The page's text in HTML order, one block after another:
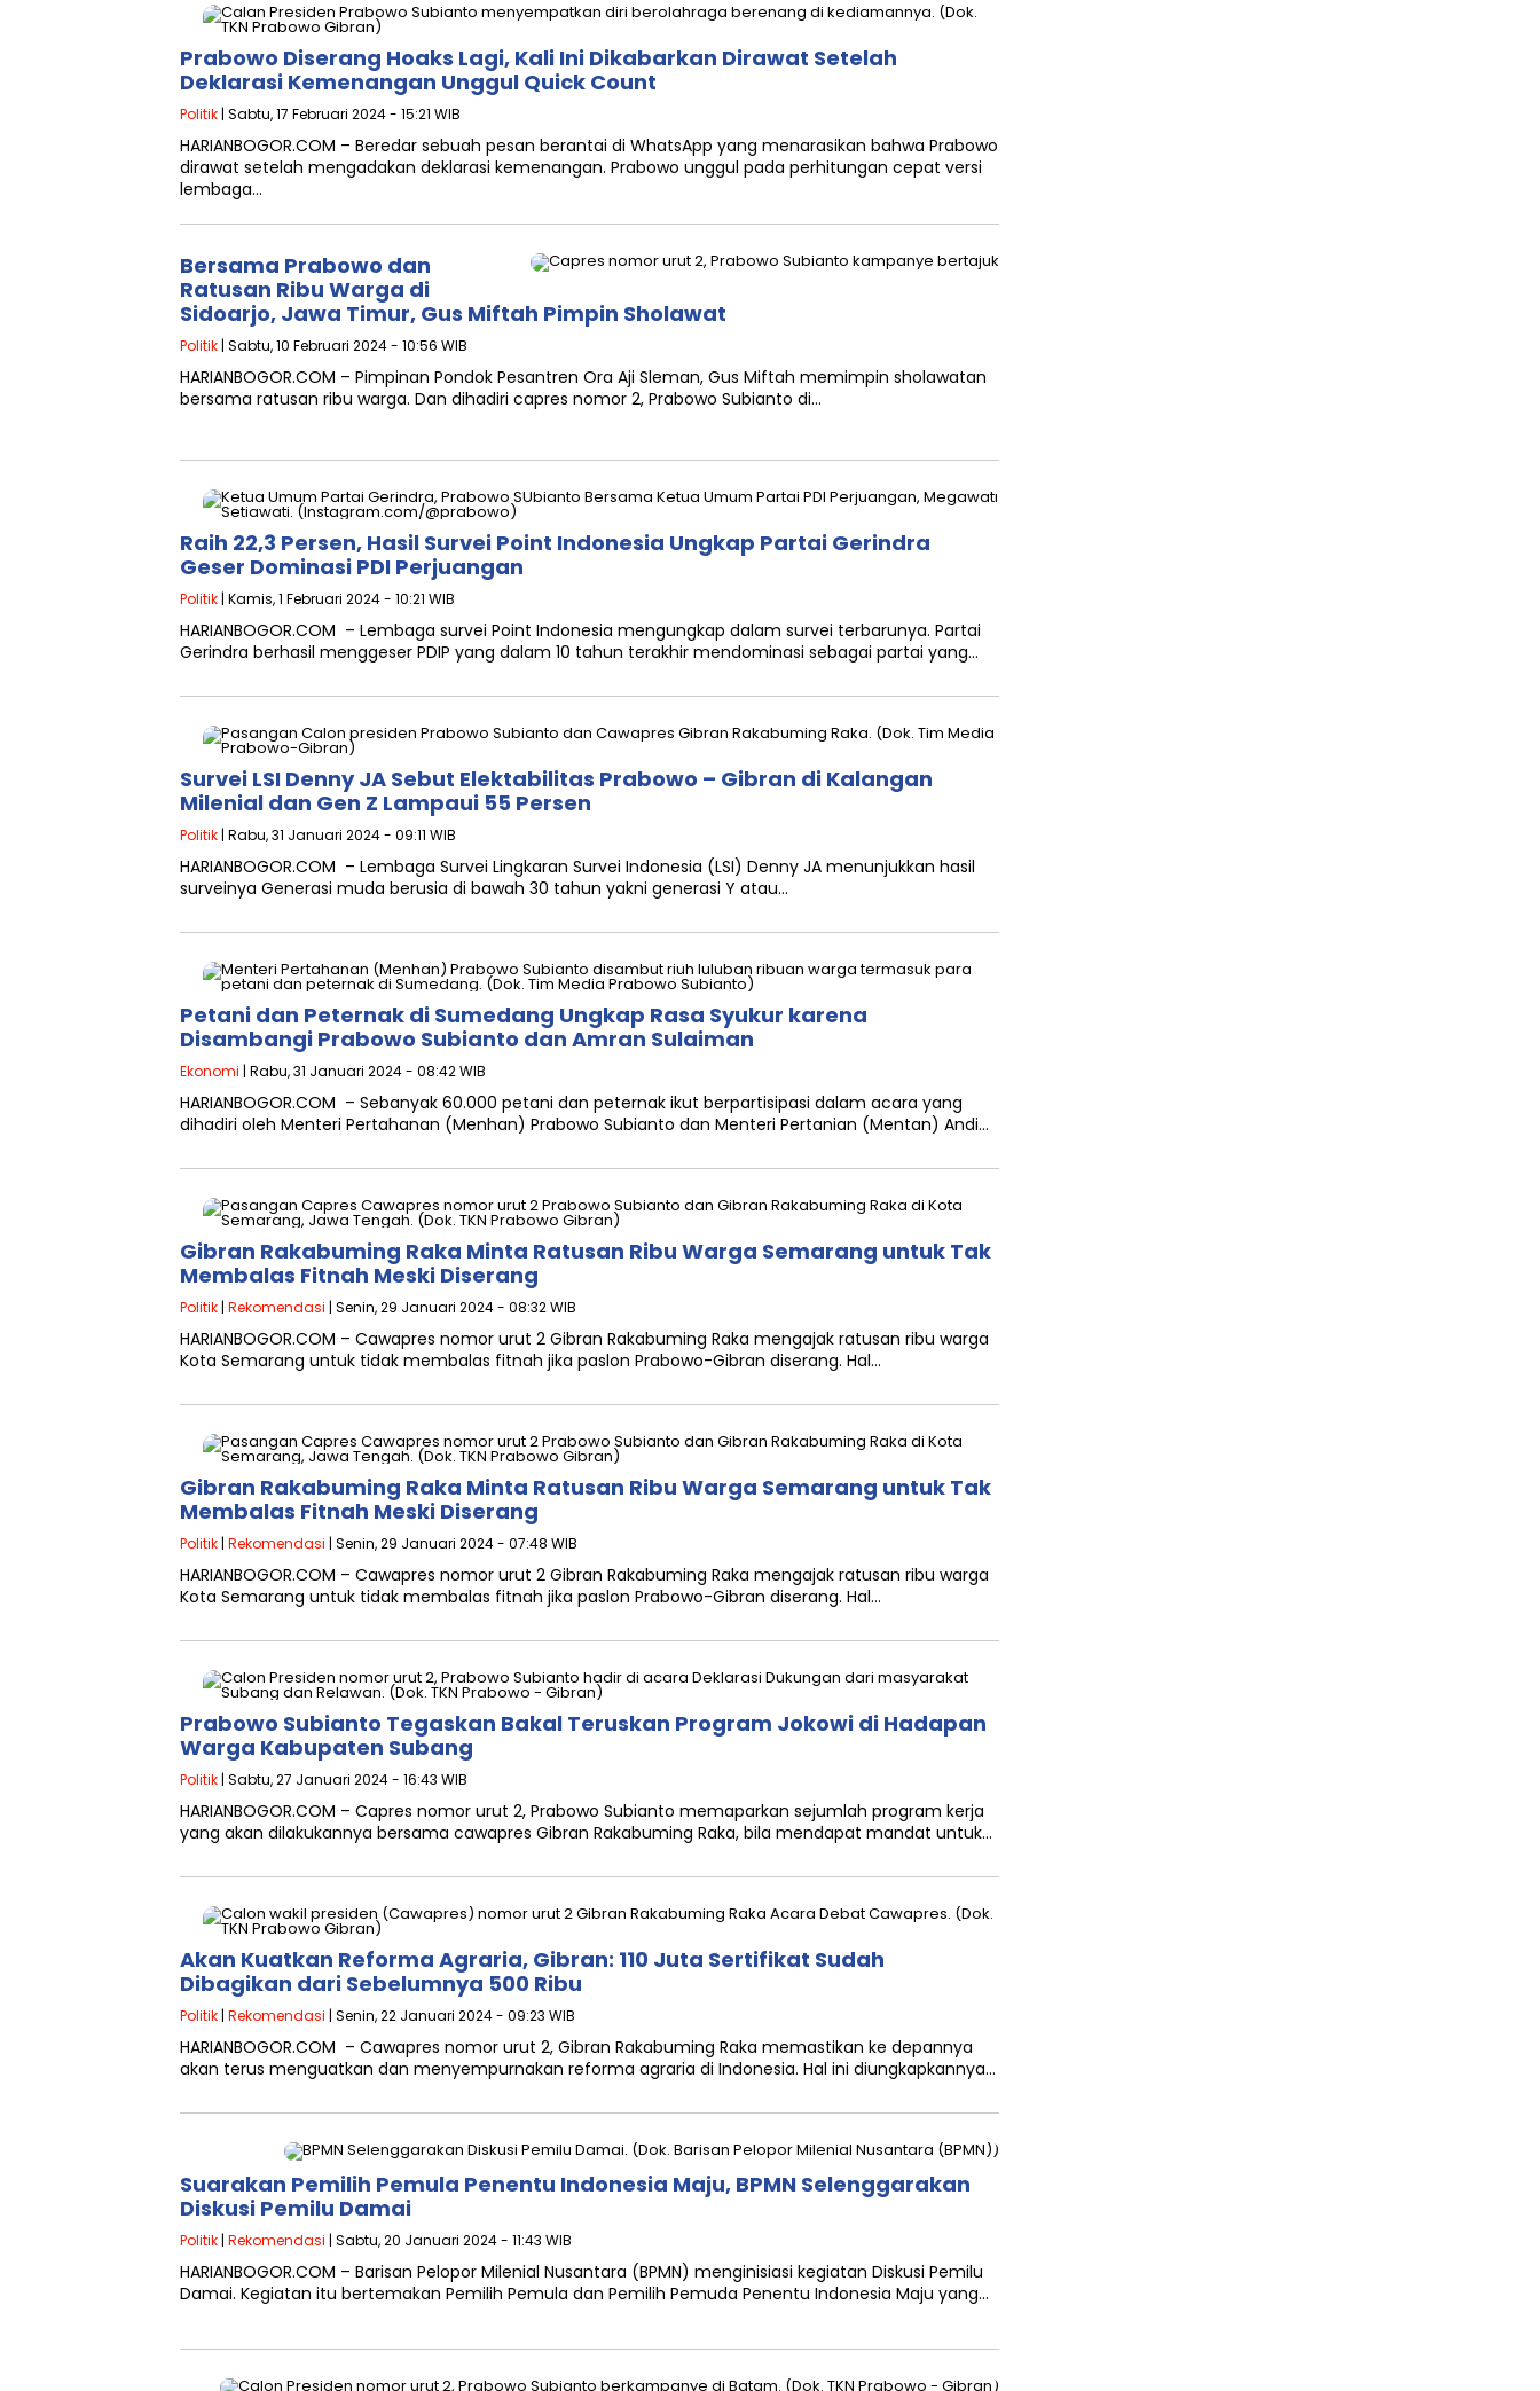
Prabowo Diserang Hoaks Lagi, Kali Ini Dikabarkan Dirawat Setelah
Deklarasi Kemenangan Unggul Quick Count
Politik | Sabtu, 17 Februari 2024 - 15:21 WIB
HARIANBOGOR.COM – Beredar sebuah pesan berantai di WhatsApp yang menarasikan bahwa Prabowo
dirawat setelah mengadakan deklarasi kemenangan. Prabowo unggul pada perhitungan cepat versi
lembaga…
Bersama Prabowo dan
Ratusan Ribu Warga di
Sidoarjo, Jawa Timur, Gus Miftah Pimpin Sholawat
Politik | Sabtu, 10 Februari 2024 - 10:56 WIB
HARIANBOGOR.COM – Pimpinan Pondok Pesantren Ora Aji Sleman, Gus Miftah memimpin sholawatan
bersama ratusan ribu warga. Dan dihadiri capres nomor 2, Prabowo Subianto di…
Raih 22,3 Persen, Hasil Survei Point Indonesia Ungkap Partai Gerindra
Geser Dominasi PDI Perjuangan
Politik | Kamis, 1 Februari 2024 - 10:21 WIB
HARIANBOGOR.COM – Lembaga survei Point Indonesia mengungkap dalam survei terbarunya. Partai
Gerindra berhasil menggeser PDIP yang dalam 10 tahun terakhir mendominasi sebagai partai yang…
Survei LSI Denny JA Sebut Elektabilitas Prabowo – Gibran di Kalangan
Milenial dan Gen Z Lampaui 55 Persen
Politik | Rabu, 31 Januari 2024 - 09:11 WIB
HARIANBOGOR.COM – Lembaga Survei Lingkaran Survei Indonesia (LSI) Denny JA menunjukkan hasil
surveinya Generasi muda berusia di bawah 30 tahun yakni generasi Y atau…
Petani dan Peternak di Sumedang Ungkap Rasa Syukur karena
Disambangi Prabowo Subianto dan Amran Sulaiman
Ekonomi | Rabu, 31 Januari 2024 - 08:42 WIB
HARIANBOGOR.COM – Sebanyak 60.000 petani dan peternak ikut berpartisipasi dalam acara yang
dihadiri oleh Menteri Pertahanan (Menhan) Prabowo Subianto dan Menteri Pertanian (Mentan) Andi…
Gibran Rakabuming Raka Minta Ratusan Ribu Warga Semarang untuk Tak
Membalas Fitnah Meski Diserang
Politik | Rekomendasi | Senin, 29 Januari 2024 - 08:32 WIB
HARIANBOGOR.COM – Cawapres nomor urut 2 Gibran Rakabuming Raka mengajak ratusan ribu warga
Kota Semarang untuk tidak membalas fitnah jika paslon Prabowo-Gibran diserang. Hal…
Gibran Rakabuming Raka Minta Ratusan Ribu Warga Semarang untuk Tak
Membalas Fitnah Meski Diserang
Politik | Rekomendasi | Senin, 29 Januari 2024 - 07:48 WIB
HARIANBOGOR.COM – Cawapres nomor urut 2 Gibran Rakabuming Raka mengajak ratusan ribu warga
Kota Semarang untuk tidak membalas fitnah jika paslon Prabowo-Gibran diserang. Hal…
Prabowo Subianto Tegaskan Bakal Teruskan Program Jokowi di Hadapan
Warga Kabupaten Subang
Politik | Sabtu, 27 Januari 2024 - 16:43 WIB
HARIANBOGOR.COM – Capres nomor urut 2, Prabowo Subianto memaparkan sejumlah program kerja
yang akan dilakukannya bersama cawapres Gibran Rakabuming Raka, bila mendapat mandat untuk…
Akan Kuatkan Reforma Agraria, Gibran: 110 Juta Sertifikat Sudah
Dibagikan dari Sebelumnya 500 Ribu
Politik | Rekomendasi | Senin, 22 Januari 2024 - 09:23 WIB
HARIANBOGOR.COM – Cawapres nomor urut 2, Gibran Rakabuming Raka memastikan ke depannya
akan terus menguatkan dan menyempurnakan reforma agraria di Indonesia. Hal ini diungkapkannya…
Suarakan Pemilih Pemula Penentu Indonesia Maju, BPMN Selenggarakan
Diskusi Pemilu Damai
Politik | Rekomendasi | Sabtu, 20 Januari 2024 - 11:43 WIB
HARIANBOGOR.COM – Barisan Pelopor Milenial Nusantara (BPMN) menginisiasi kegiatan Diskusi Pemilu
Damai. Kegiatan itu bertemakan Pemilih Pemula dan Pemilih Pemuda Penentu Indonesia Maju yang…